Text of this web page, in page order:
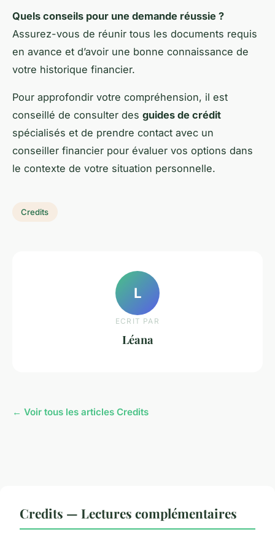
Quels conseils pour une demande réussie ?
Assurez-vous de réunir tous les documents requis
en avance et d’avoir une bonne connaissance de
votre historique financier.
Pour approfondir votre compréhension, il est
conseillé de consulter des guides de crédit
spécialisés et de prendre contact avec un
conseiller financier pour évaluer vos options dans
le contexte de votre situation personnelle.
Credits
L
ECRIT PAR
Léana
← Voir tous les articles Credits
Credits — Lectures complémentaires